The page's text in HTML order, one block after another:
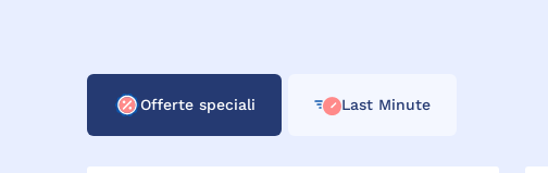
Offerte speciali Last Minute